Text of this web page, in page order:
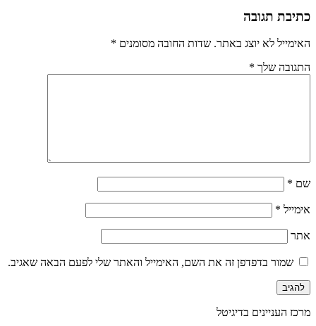
כתיבת תגובה
האימייל לא יוצג באתר. שדות החובה מסומנים *
התגובה שלך *
שם *
אימייל *
אתר
שמור בדפדפן זה את השם, האימייל והאתר שלי לפעם הבאה שאגיב.
מרכז העניינים בדיגיטל